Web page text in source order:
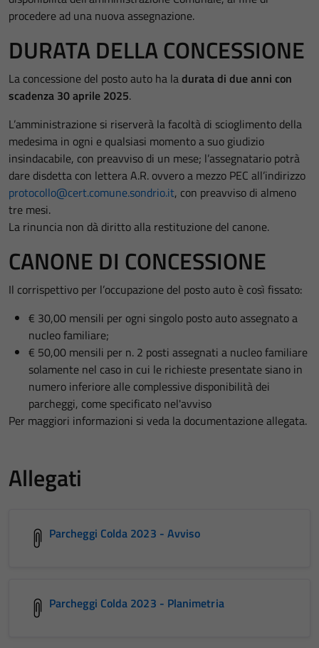
procedere ad una nuova assegnazione.
DURATA DELLA CONCESSIONE
La concessione del posto auto ha ladurata di due anni con
scadenza 30 aprile 2025.
L’amministrazione si riserverà la facoltà di scioglimento della
medesima in ogni e qualsiasi momento a suo giudizio
insindacabile, con preavviso di un mese; l’assegnatario potrà
dare disdetta con lettera A.R. ovvero a mezzo PEC all’indirizzo
protocollo@cert.comune.sondrio.it, con preavviso di almeno
tre mesi.
La rinuncia non dà diritto alla restituzione del canone.
CANONE DI CONCESSIONE
Il corrispettivo per l’occupazione del posto auto è così fissato:
€ 30,00 mensili per ogni singolo posto auto assegnato a
nucleo familiare;
€ 50,00 mensili per n. 2 posti assegnati a nucleo familiare
solamente nel caso in cui le richieste presentate siano in
numero inferiore alle complessive disponibilità dei
parcheggi, come specificato nel'avviso
Per maggiori informazioni si veda la documentazione allegata.
Allegati
Parcheggi Colda 2023 - Avviso
Parcheggi Colda 2023 - Planimetria